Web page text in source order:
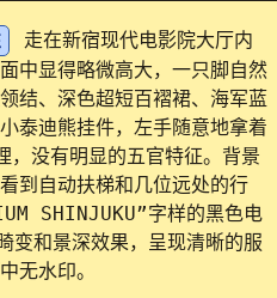
走在新宿现代电影院大厅内
中显得略微高大，一只脚自然
结、深色超短百褶裙、海军蓝
泰迪熊挂件，左手随意地拿着
没有明显的五官特征。背景
到自动扶梯和几位远处的行
SHINJUKU”字样的黑色电
变和景深效果，呈现清晰的服
无水印。